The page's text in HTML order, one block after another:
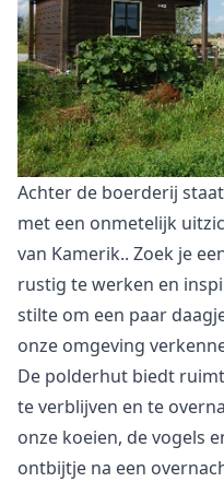
Achter de boerderij
met een onmetelijk
van Kamerik.. Zoek je
rustig te werken en
stilte om een paar
onze omgeving
De polderhut biedt
te verblijven en te
onze koeien, de vogels
ontbijtje na een